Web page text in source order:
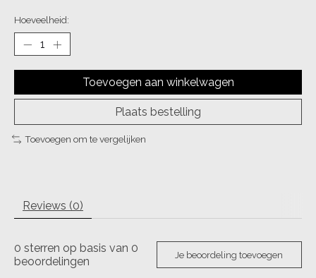
Hoeveelheid:
Toevoegen aan winkelwagen
Plaats bestelling
Toevoegen om te vergelijken
Reviews (0)
0 sterren op basis van 0
beoordelingen
Je beoordeling toevoegen